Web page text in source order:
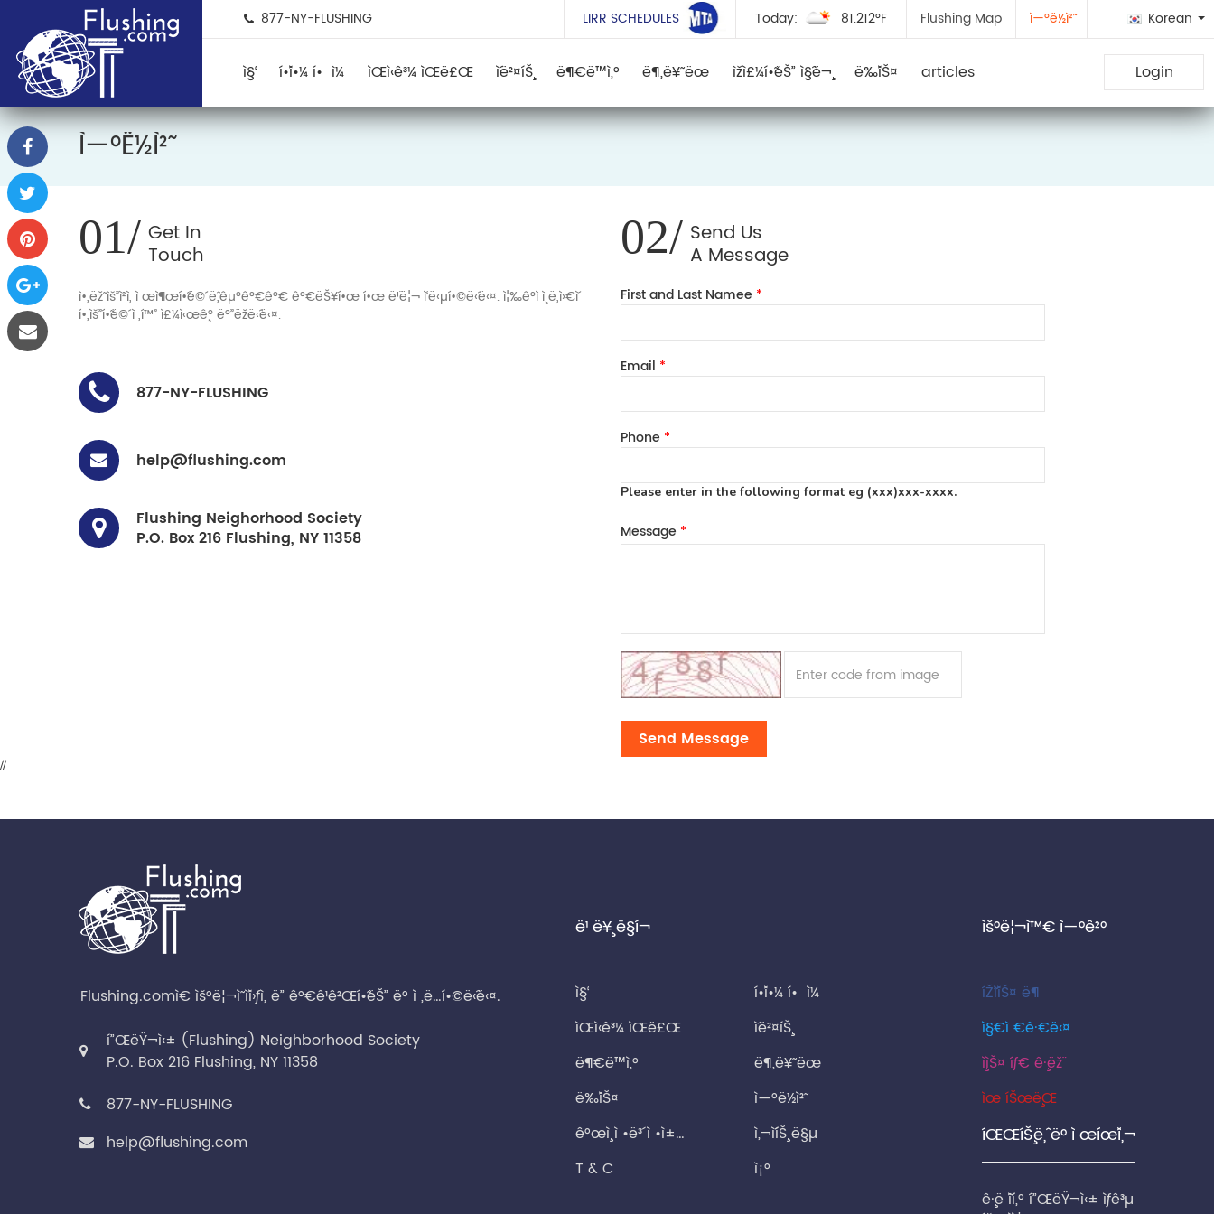
877-NY-FLUSHING LIRR SCHEDULES Today: 81.212°F Flushing Map ì—°ë½ì²˜ Korean
Login
ì§‘ í•´ì•¼ í• ì¼ ìŒì‹ê³¼ ìŒë£Œ ì´ë²¤íŠ¸ ë¶€ë™ì‚° ë¶„ë¥˜ ëœ ìžì£¼í•˜ëŠ” ì§ˆë¬¸ ë‰´ìŠ¤ articles
Ì—°ë½ì²˜
01/ Get In
ì•„ëž˜ ìš”ì²­ì„ ì œì¶œí•˜ë©´ ëˆ„êµ°ê°€ê°€ ê°€ëŠ¥í•œ í•œ ë¹¨ë¦¬ ì‘ë‹µí•©ë‹ˆë‹¤. ì¦‰ê°ì ì¸ ë„ì›€ì´
í•„ìš”í•˜ë©´ ì „í™” ì£¼ì‹œê¸° ë°”ëžë‹ˆë‹¤.
877-NY-FLUSHING
help@flushing.com
Flushing Neighorhood Society
P.O. Box 216 Flushing, NY 11358
02/ Send Us
A Message
First and Last Namee *
Email *
Phone *
Please enter in the following format eg (xxx)xxx-xxxx.
Message *
Send Message
//
Flushing.comì€ ìš°ë¦¬ì˜ ì´ì›ƒì„ ë” ê°€ê¹ê²Œí•˜ëŠ” ë° ì „ë…í•©ë‹ˆë‹¤.
í”ŒëŸ¬ì‹± (Flushing) Neighborhood Society
P.O. Box 216 Flushing, NY 11358
877-NY-FLUSHING
help@flushing.com
ë¹ ë¥¸ ë§í¬
ì§‘
í•´ì•¼ í• ì¼
ìŒì‹ê³¼ ìŒë£Œ
ì´ë²¤íŠ¸
ë¶€ë™ì‚°
ë¶„ë¥˜ ëœ
ë‰´ìŠ¤
ì—°ë½ì²˜
ê°œì¸ ì •ë³´ ì •ì±…
ì‚¬ì´íŠ¸ ë§µ
T & C
ì¡°
ìš°ë¦¬ì™€ ì—°ê²°
íŽ˜ì´ìŠ¤ ë¶
ì§€ì €ê·€ë‹¤
ì¸ìŠ¤ íƒ€ ê·¸ëž¨
ìœ íŠœë¸Œ
íŒŒíŠ¸ë„ˆ ë° ì œíœ´ì‚¬
ê·¸ë ˆì´í„° í”ŒëŸ¬ì‹± ìƒê³µ